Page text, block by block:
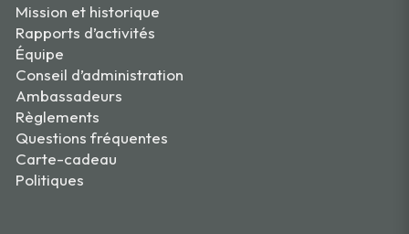
Mission et historique
Rapports d’activités
Équipe
Conseil d’administration
Ambassadeurs
Règlements
Questions fréquentes
Carte-cadeau
Politiques